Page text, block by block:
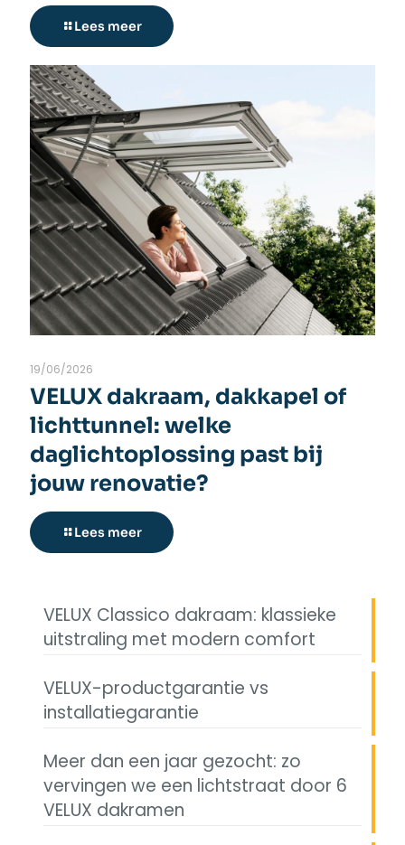
Lees meer
19/06/2026
VELUX dakraam, dakkapel of
lichttunnel: welke
daglichtoplossing past bij
jouw renovatie?
Lees meer
VELUX Classico dakraam: klassieke
uitstraling met modern comfort
VELUX-productgarantie vs
installatiegarantie
Meer dan een jaar gezocht: zo
vervingen we een lichtstraat door 6
VELUX dakramen